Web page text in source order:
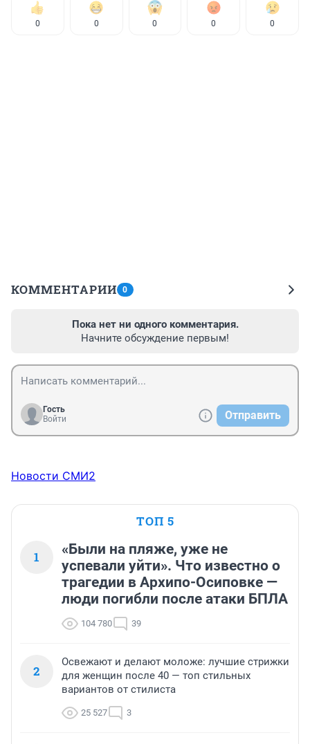
0 0 0 0 0
КОММЕНТАРИИ 0
Пока нет ни одного комментария.
Начните обсуждение первым!
Гость
Войти
Отправить
Новости СМИ2
ТОП 5
1
«Были на пляже, уже не
успевали уйти». Что известно о
трагедии в Архипо-Осиповке —
люди погибли после атаки БПЛА
104 780 39
2
Освежают и делают моложе: лучшие стрижки
для женщин после 40 — топ стильных
вариантов от стилиста
25 527 3